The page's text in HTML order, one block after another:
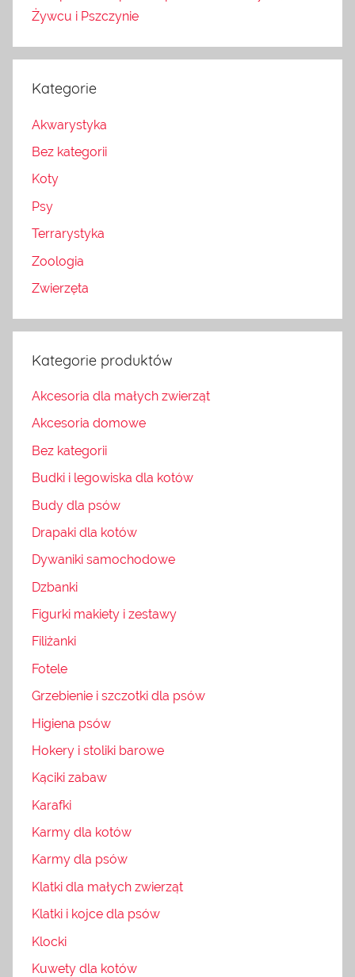
Żywcu i Pszczynie
Kategorie
Akwarystyka
Bez kategorii
Koty
Psy
Terrarystyka
Zoologia
Zwierzęta
Kategorie produktów
Akcesoria dla małych zwierząt
Akcesoria domowe
Bez kategorii
Budki i legowiska dla kotów
Budy dla psów
Drapaki dla kotów
Dywaniki samochodowe
Dzbanki
Figurki makiety i zestawy
Filiżanki
Fotele
Grzebienie i szczotki dla psów
Higiena psów
Hokery i stoliki barowe
Kąciki zabaw
Karafki
Karmy dla kotów
Karmy dla psów
Klatki dla małych zwierząt
Klatki i kojce dla psów
Klocki
Kuwety dla kotów